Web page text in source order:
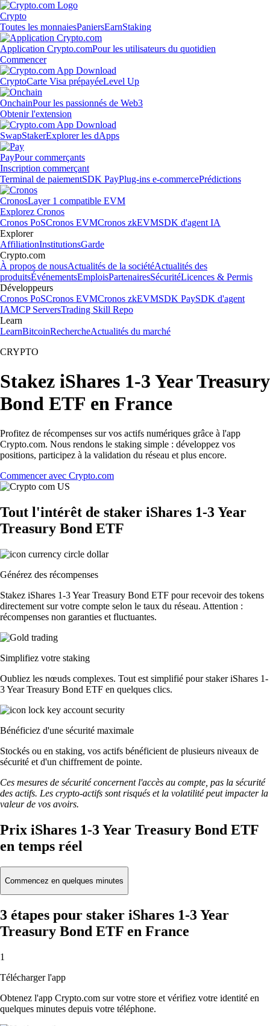
Crypto
Toutes les monnaiesPaniersEarnStaking
Application Crypto.comPour les utilisateurs du quotidien
Commencer
CryptoCarte Visa prépayéeLevel Up
OnchainPour les passionnés de Web3
Obtenir l'extension
SwapStakerExplorer les dApps
PayPour commerçants
Inscription commerçant
Terminal de paiementSDK PayPlug-ins e-commercePrédictions
CronosLayer 1 compatible EVM
Explorez Cronos
Cronos PoSCronos EVMCronos zkEVMSDK d'agent IA
Explorer
AffiliationInstitutionsGarde
Crypto.com
À propos de nousActualités de la sociétéActualités des
produitsÉvénementsEmploisPartenairesSécuritéLicences & Permis
Développeurs
Cronos PoSCronos EVMCronos zkEVMSDK PaySDK d'agent
IAMCP ServersTrading Skill Repo
Learn
LearnBitcoinRechercheActualités du marché
CRYPTO
Stakez iShares 1-3 Year Treasury
Bond ETF en France
Profitez de récompenses sur vos actifs numériques grâce à l'app
Crypto.com. Nous rendons le staking simple : développez vos
positions, participez à la validation du réseau et plus encore.
Commencer avec Crypto.com
Tout l'intérêt de staker iShares 1-3 Year
Treasury Bond ETF
Générez des récompenses
Stakez iShares 1-3 Year Treasury Bond ETF pour recevoir des tokens
directement sur votre compte selon le taux du réseau. Attention :
récompenses non garanties et fluctuantes.
Simplifiez votre staking
Oubliez les nœuds complexes. Tout est simplifié pour staker iShares 1-
3 Year Treasury Bond ETF en quelques clics.
Bénéficiez d'une sécurité maximale
Stockés ou en staking, vos actifs bénéficient de plusieurs niveaux de
sécurité et d'un chiffrement de pointe.
Ces mesures de sécurité concernent l'accès au compte, pas la sécurité
des actifs. Les crypto-actifs sont risqués et la volatilité peut impacter la
valeur de vos avoirs.
Prix iShares 1-3 Year Treasury Bond ETF
en temps réel
Commencez en quelques minutes
3 étapes pour staker iShares 1-3 Year
Treasury Bond ETF en France
1
Télécharger l'app
Obtenez l'app Crypto.com sur votre store et vérifiez votre identité en
quelques minutes depuis votre téléphone.